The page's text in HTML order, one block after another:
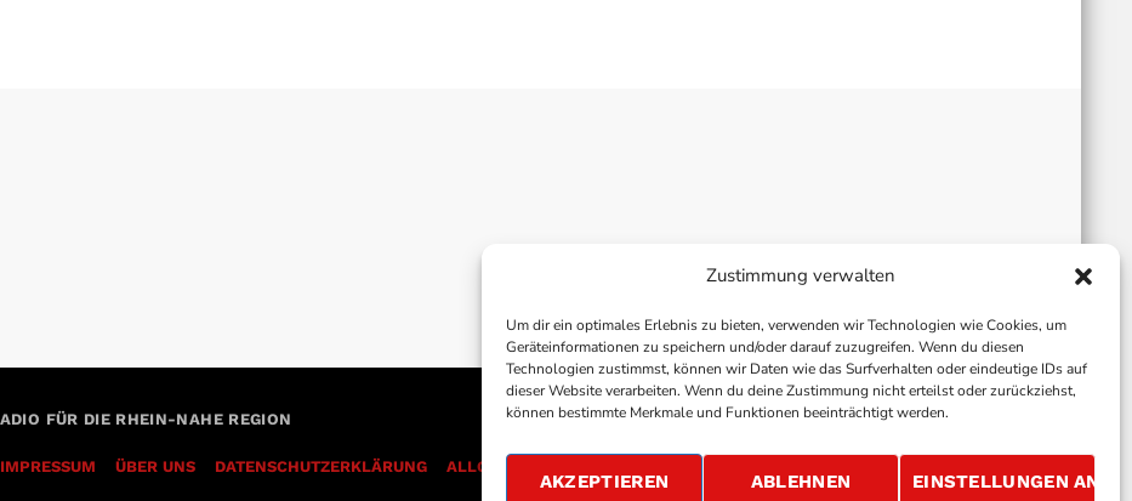
Zustimmung verwalten
Um dir ein optimales Erlebnis zu bieten, verwenden wir Technologien wie Cookies, um
Geräteinformationen zu speichern und/oder darauf zuzugreifen. Wenn du diesen
Technologien zustimmst, können wir Daten wie das Surfverhalten oder eindeutige IDs auf
dieser Website verarbeiten. Wenn du deine Zustimmung nicht erteilst oder zurückziehst,
können bestimmte Merkmale und Funktionen beeinträchtigt werden.
AKZEPTIEREN ABLEHNEN EINSTELLUNGEN
FÜR DIE RHEIN-NAHE REGION
IMPRESSUM ÜBER UNS DATENSCHUTZERKLÄRUNG